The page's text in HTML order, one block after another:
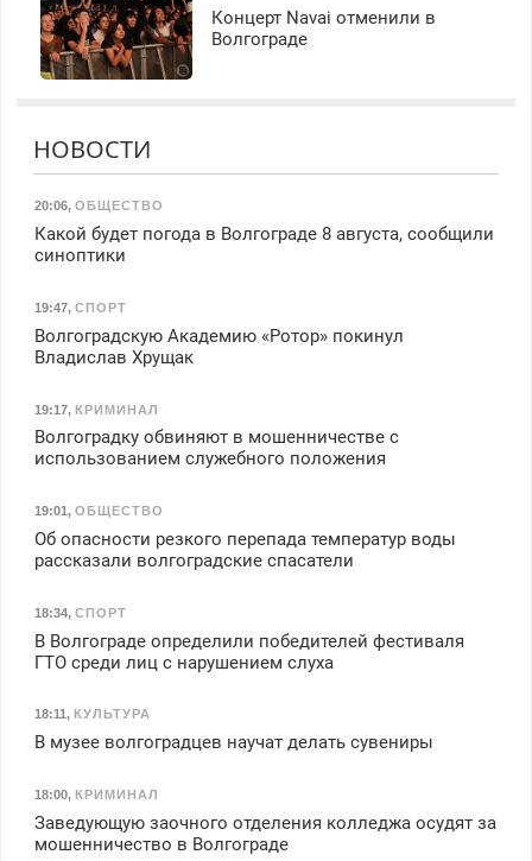
Концерт Navai отменили в
Волгограде
НОВОСТИ
20:06, ОБЩЕСТВО
Какой будет погода в Волгограде 8 августа, сообщили
синоптики
19:47, СПОРТ
Волгоградскую Академию «Ротор» покинул
Владислав Хрущак
19:17, КРИМИНАЛ
Волгоградку обвиняют в мошенничестве с
использованием служебного положения
19:01, ОБЩЕСТВО
Об опасности резкого перепада температур воды
рассказали волгоградские спасатели
18:34, СПОРТ
В Волгограде определили победителей фестиваля
ГТО среди лиц с нарушением слуха
18:11 , КУЛЬТУРА
В музее волгоградцев научат делать сувениры
18:00, КРИМИНАЛ
Заведующую заочного отделения колледжа осудят за
мошенничество в Волгограде